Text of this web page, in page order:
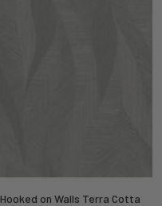
Hooked on Walls Terra Cotta